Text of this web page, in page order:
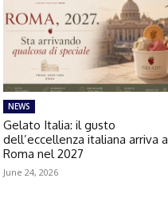
NEWS
Gelato Italia: il gusto
dell’eccellenza italiana arriva a
Roma nel 2027
June 24, 2026